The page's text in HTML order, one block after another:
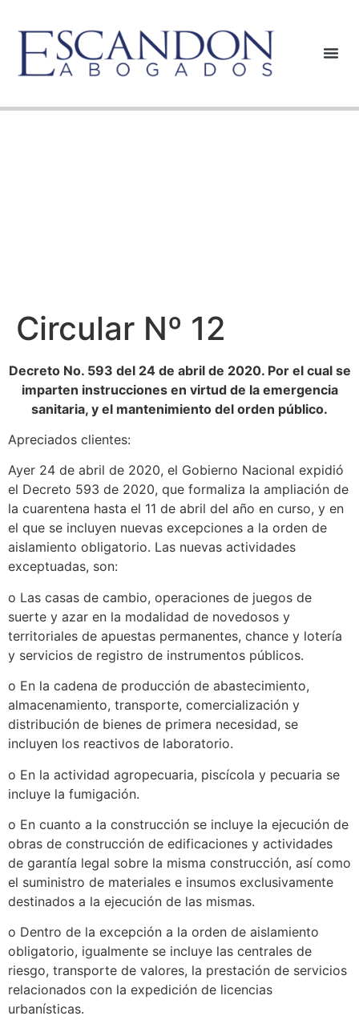
Circular Nº 12
Decreto No. 593 del 24 de abril de 2020. Por el cual se
imparten instrucciones en virtud de la emergencia
sanitaria, y el mantenimiento del orden público.
Apreciados clientes:
Ayer 24 de abril de 2020, el Gobierno Nacional expidió
el Decreto 593 de 2020, que formaliza la ampliación de
la cuarentena hasta el 11 de abril del año en curso, y en
el que se incluyen nuevas excepciones a la orden de
aislamiento obligatorio. Las nuevas actividades
exceptuadas, son:
o Las casas de cambio, operaciones de juegos de
suerte y azar en la modalidad de novedosos y
territoriales de apuestas permanentes, chance y lotería
y servicios de registro de instrumentos públicos.
o En la cadena de producción de abastecimiento,
almacenamiento, transporte, comercialización y
distribución de bienes de primera necesidad, se
incluyen los reactivos de laboratorio.
o En la actividad agropecuaria, piscícola y pecuaria se
incluye la fumigación.
o En cuanto a la construcción se incluye la ejecución de
obras de construcción de edificaciones y actividades
de garantía legal sobre la misma construcción, así como
el suministro de materiales e insumos exclusivamente
destinados a la ejecución de las mismas.
o Dentro de la excepción a la orden de aislamiento
obligatorio, igualmente se incluye las centrales de
riesgo, transporte de valores, la prestación de servicios
relacionados con la expedición de licencias
urbanísticas.